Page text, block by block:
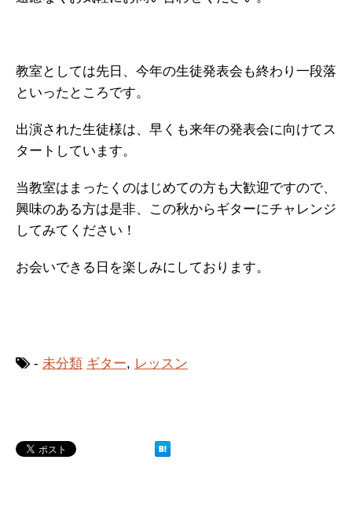
教室としては先日、今年の生徒発表会も終わり一段落
といったところです。
出演された生徒様は、早くも来年の発表会に向けてス
タートしています。
当教室はまったくのはじめての方も大歓迎ですので、
興味のある方は是非、この秋からギターにチャレンジ
してみてください！
お会いできる日を楽しみにしております。
- 未分類 ギター, レッスン